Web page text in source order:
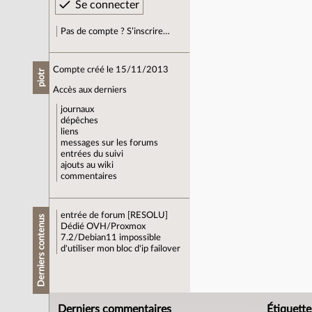
Pas de compte ? S’inscrire…
piotr Compte créé le 15/11/2013
Accès aux derniers
journaux
dépêches
liens
messages sur les forums
entrées du suivi
ajouts au wiki
commentaires
Derniers contenus entrée de forum
[RESOLU]
Dédié OVH/Proxmox
7.2/Debian11 impossible
d'utiliser mon bloc d'ip failover
Derniers commentaires